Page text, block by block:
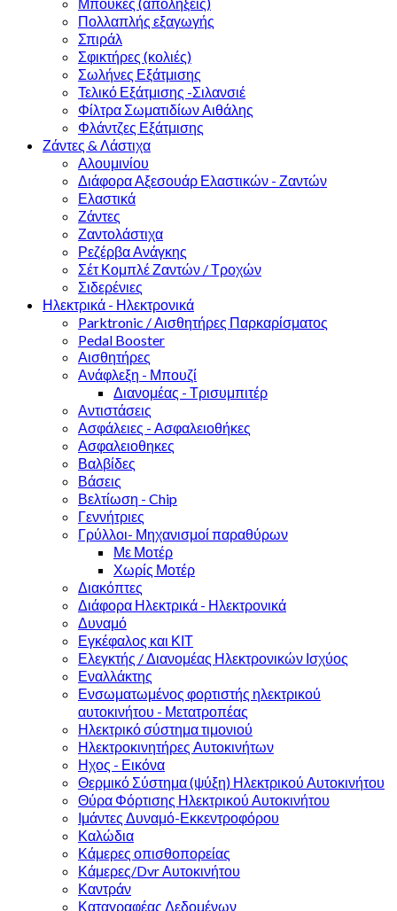
Πολλαπλής εξαγωγής
Σπιράλ
Σφικτήρες (κολιές)
Σωλήνες Εξάτμισης
Τελικό Εξάτμισης -Σιλανσιέ
Φίλτρα Σωματιδίων Αιθάλης
Φλάντζες Εξάτμισης
Ζάντες & Λάστιχα
Αλουμινίου
Διάφορα Αξεσουάρ Ελαστικών - Ζαντών
Ελαστικά
Ζάντες
Ζαντολάστιχα
Ρεζέρβα Ανάγκης
Σέτ Κομπλέ Ζαντών / Τροχών
Σιδερένιες
Ηλεκτρικά - Ηλεκτρονικά
Parktronic / Αισθητήρες Παρκαρίσματος
Pedal Booster
Αισθητήρες
Ανάφλεξη - Μπουζί
Διανομέας - Τρισυμπιτέρ
Αντιστάσεις
Ασφάλειες - Ασφαλειοθήκες
Ασφαλειοθηκες
Βαλβίδες
Βάσεις
Βελτίωση - Chip
Γεννήτριες
Γρύλλοι- Μηχανισμοί παραθύρων
Με Μοτέρ
Χωρίς Μοτέρ
Διακόπτες
Διάφορα Ηλεκτρικά - Ηλεκτρονικά
Δυναμό
Εγκέφαλος και ΚΙΤ
Ελεγκτής / Διανομέας Ηλεκτρονικών Ισχύος
Εναλλάκτης
Ενσωματωμένος φορτιστής ηλεκτρικού
αυτοκινήτου - Μετατροπέας
Ηλεκτρικό σύστημα τιμονιού
Ηλεκτροκινητήρες Αυτοκινήτων
Ηχος - Εικόνα
Θερμικό Σύστημα (ψύξη) Ηλεκτρικού Αυτοκινήτου
Θύρα Φόρτισης Ηλεκτρικού Αυτοκινήτου
Ιμάντες Δυναμό-Εκκεντροφόρου
Καλώδια
Κάμερες οπισθοπορείας
Κάμερες/Dvr Αυτοκινήτου
Καντράν
Καταγραφέας Δεδομένων